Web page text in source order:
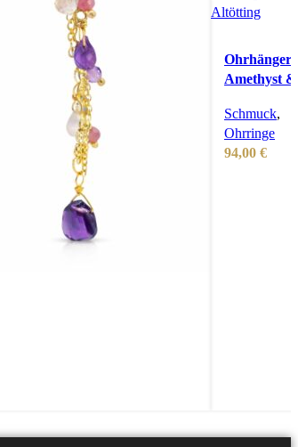
Ohrhänger
Amethyst &
Schmuck,
Ohrringe
94,00 €